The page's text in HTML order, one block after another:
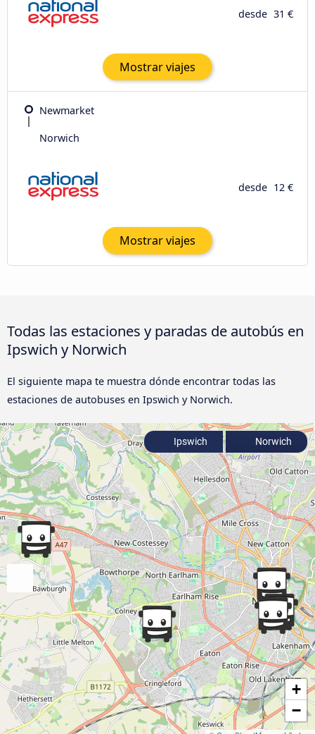
desde 31 €
Mostrar viajes
Newmarket
Norwich
desde 12 €
Mostrar viajes
Todas las estaciones y paradas de autobús en
Ipswich y Norwich
El siguiente mapa te muestra dónde encontrar todas las
estaciones de autobuses en Ipswich y Norwich.
+
−
Ipswich Norwich